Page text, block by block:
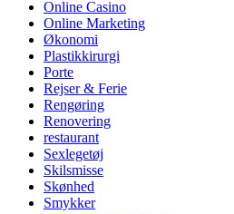
Online Casino
Online Marketing
Økonomi
Plastikkirurgi
Porte
Rejser & Ferie
Rengøring
Renovering
restaurant
Sexlegetøj
Skilsmisse
Skønhed
Smykker